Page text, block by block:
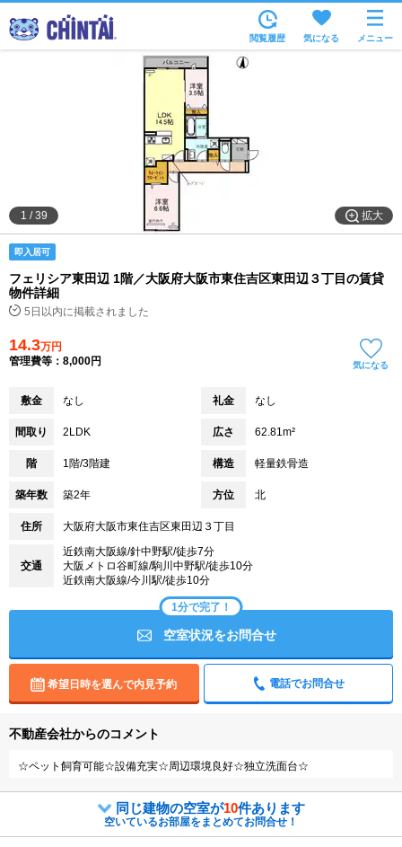
沿線・駅から
住所から
家賃相場から
通勤通学時間から
閲覧履歴 気になる メニュー
拡大
1 /39
即入居可
フェリシア東田辺 1階／大阪府大阪市東住吉区東田辺３丁目の賃貸
物件詳細
5日以内に掲載されました
14.3万円
管理費等：8,000円
気になる
敷金 なし 礼金 なし
間取り 2LDK 広さ 62.81m²
階 1階/3階建 構造 軽量鉄骨造
築年数 築2年 方位 北
住所 大阪府大阪市東住吉区東田辺３丁目
交通
近鉄南大阪線/針中野駅/徒歩7分
大阪メトロ谷町線/駒川中野駅/徒歩10分
近鉄南大阪線/今川駅/徒歩10分
1分で完了！
空室状況をお問合せ
希望日時を選んで内見予約 電話でお問合せ
不動産会社からのコメント
☆ペット飼育可能☆設備充実☆周辺環境良好☆独立洗面台☆
同じ建物の空室が10件あります
空いているお部屋をまとめてお問合せ！